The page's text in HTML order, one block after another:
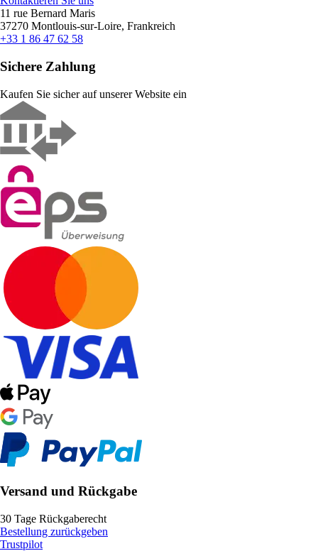
11 rue Bernard Maris
37270 Montlouis-sur-Loire, Frankreich
+33 1 86 47 62 58
Sichere Zahlung
Kaufen Sie sicher auf unserer Website ein
Versand und Rückgabe
30 Tage Rückgaberecht
Bestellung zurückgeben
Trustpilot